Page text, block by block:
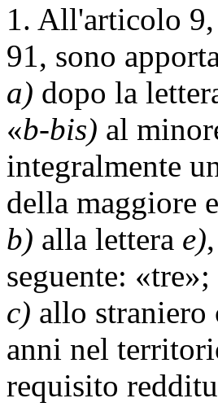
1. All'articolo
91, sono
a) dopo la
«b-bis) al
integralmente
della maggiore
b) alla lettera e)
seguente: «tre»;
c) allo straniero
anni nel
requisito